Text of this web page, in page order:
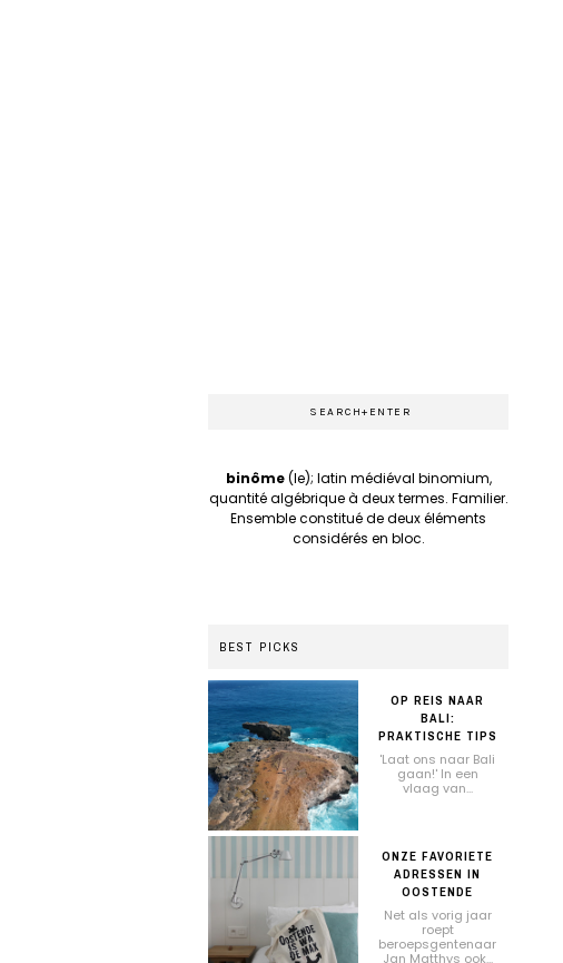
binôme(le); latin médiéval binomium,
quantité algébrique à deux termes. Familier.
Ensemble constitué de deux éléments
considérés en bloc.
BEST PICKS
OP REIS NAAR
BALI:
PRAKTISCHE TIPS
'Laat ons naar Bali
gaan!' In een
vlaag van...
ONZE FAVORIETE
ADRESSEN IN
OOSTENDE
Net als vorig jaar
roept
beroepsgentenaar
Jan Matthys ook...